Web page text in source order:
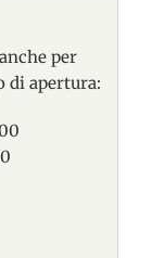
per
di apertura: